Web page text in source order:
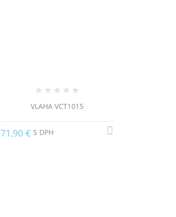
VLAHA VCT1015
71,90 € S DPH